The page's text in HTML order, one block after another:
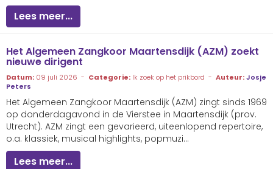
Lees meer...
Het Algemeen Zangkoor Maartensdijk (AZM) zoekt
nieuwe dirigent
Datum: 09 juli 2026 - Categorie: Ik zoek op het prikbord - Auteur:Josje
Peters
Het Algemeen Zangkoor Maartensdijk (AZM) zingt sinds 1969
op donderdagavond in de Vierstee in Maartensdijk (prov.
Utrecht). AZM zingt een gevarieerd, uiteenlopend repertoire,
o.a. klassiek, musical highlights, popmuzi...
Lees meer...